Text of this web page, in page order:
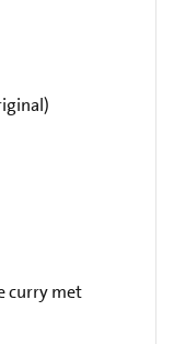
curry met